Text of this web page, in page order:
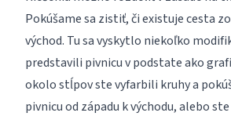
Pokúšame sa zistiť, či existuje cesta
východ. Tu sa vyskytlo niekoľko
predstavili pivnicu v podstate ako
okolo stĺpov ste vyfarbili kruhy a
pivnicu od západu k východu, alebo